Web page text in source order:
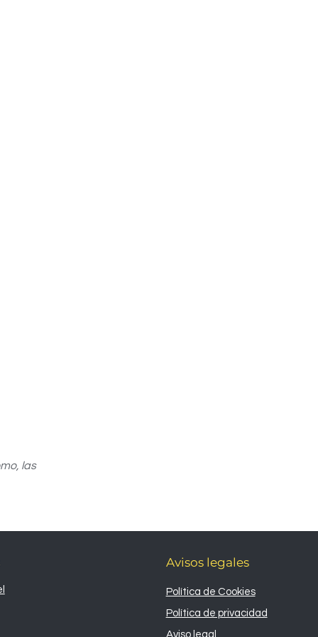
las
Avisos legales
Política de Cookies
Política de privacidad
Aviso legal